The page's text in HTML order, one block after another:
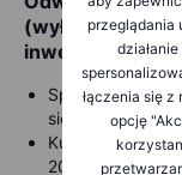
przeglądania
łączenia się z
opcję
(wyłącznie
inwestycyjnej)
Sprzedaj 1
sierpnia 2026 r.
Kup 1 opcję call
2026 r. i z ceną